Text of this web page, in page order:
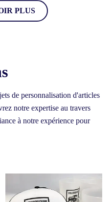
PLUS
de personnalisation d'articles
notre expertise au travers
à notre expérience pour